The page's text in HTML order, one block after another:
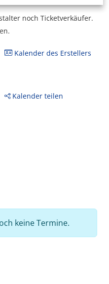
noch Ticketverkäufer.
Kalender des Erstellers
Kalender teilen
keine Termine.